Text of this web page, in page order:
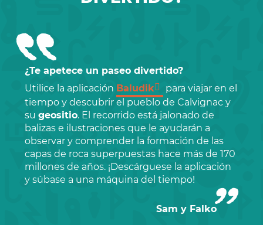
¿Te apetece un paseo divertido?
Utilice la aplicación Baludik
para viajar en el
tiempo y descubrir el pueblo de Calvignac y
su geositio. El recorrido está jalonado de
balizas e ilustraciones que le ayudarán a
observar y comprender la formación de las
capas de roca superpuestas hace más de 170
millones de años. ¡Descárguese la aplicación
y súbase a una máquina del tiempo!
Sam y Falko